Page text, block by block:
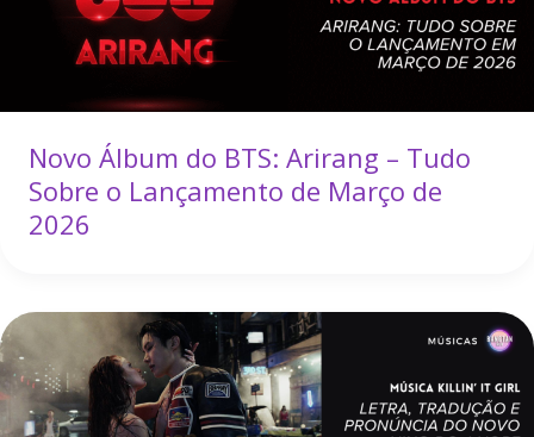
Novo Álbum do BTS: Arirang – Tudo
Sobre o Lançamento de Março de
2026